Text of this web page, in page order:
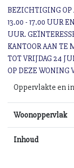
BEZICHTIGING OP
13.00 - 17.00 UUR
UUR.
KANTOOR AAN TE
TOT VRIJDAG 24
OP DEZE WONING
Oppervlakte en
Woonoppervlak
Inhoud